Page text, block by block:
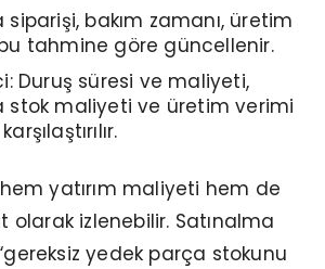
bakım zamanı, üretim
tahmine göre güncellenir.
Duruş süresi ve maliyeti,
stok maliyeti ve üretim verimi
yatırım maliyeti hem de
olarak izlenebilir. Satınalma
yedek parça stokunu